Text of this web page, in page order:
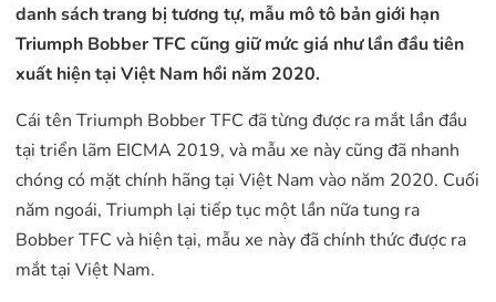
danh sách trang bị tương tự, mẫu mô tô bản giới hạn
Triumph Bobber TFC cũng giữ mức giá như lần đầu tiên
xuất hiện tại Việt Nam hồi năm 2020.
Cái tên Triumph Bobber TFC đã từng được ra mắt lần đầu
tại triển lãm EICMA 2019, và mẫu xe này cũng đã nhanh
chóng có mặt chính hãng tại Việt Nam vào năm 2020. Cuối
năm ngoái, Triumph lại tiếp tục một lần nữa tung ra
Bobber TFC và hiện tại, mẫu xe này đã chính thức được ra
mắt tại Việt Nam.